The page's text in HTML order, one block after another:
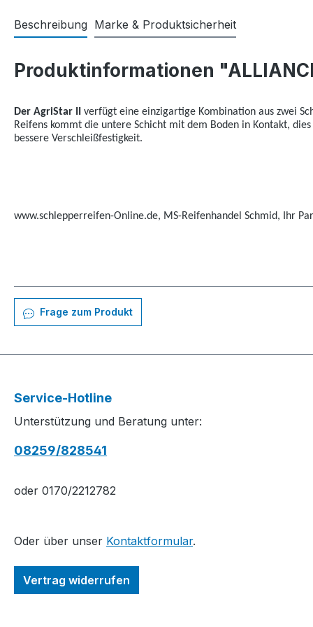
Beschreibung Marke & Produktsicherheit
Produktinformationen
Der AgriStar II verfügt eine einzigartige Kombination aus zwei
Reifens kommt die untere Schicht mit dem Boden in Kontakt,
bessere Verschleißfestigkeit.
www.schlepperreifen-Online.de, MS-Reifenhandel Schmid, Ihr
Frage zum Produkt
Service-Hotline
Unterstützung und Beratung unter:
08259/828541
oder 0170/2212782
Oder über unser Kontaktformular.
Vertrag widerrufen